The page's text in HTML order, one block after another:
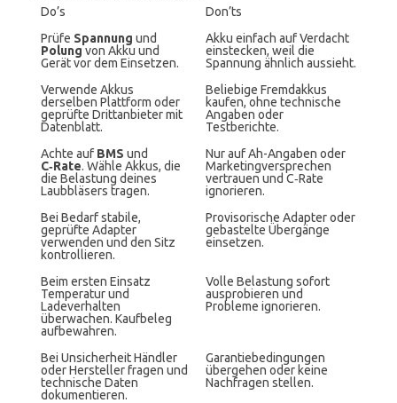
Do’s
Don’ts
Prüfe Spannung und
Polung von Akku und
Gerät vor dem Einsetzen.
Akku einfach auf Verdacht
einstecken, weil die
Spannung ähnlich aussieht.
Verwende Akkus
derselben Plattform oder
geprüfte Drittanbieter mit
Datenblatt.
Beliebige Fremdakkus
kaufen, ohne technische
Angaben oder
Testberichte.
Achte auf BMS und
C‑Rate. Wähle Akkus, die
die Belastung deines
Laubbläsers tragen.
Nur auf Ah-Angaben oder
Marketingversprechen
vertrauen und C‑Rate
ignorieren.
Bei Bedarf stabile,
geprüfte Adapter
verwenden und den Sitz
kontrollieren.
Provisorische Adapter oder
gebastelte Übergänge
einsetzen.
Beim ersten Einsatz
Temperatur und
Ladeverhalten
überwachen. Kaufbeleg
aufbewahren.
Volle Belastung sofort
ausprobieren und
Probleme ignorieren.
Bei Unsicherheit Händler
oder Hersteller fragen und
technische Daten
dokumentieren.
Garantiebedingungen
übergehen oder keine
Nachfragen stellen.